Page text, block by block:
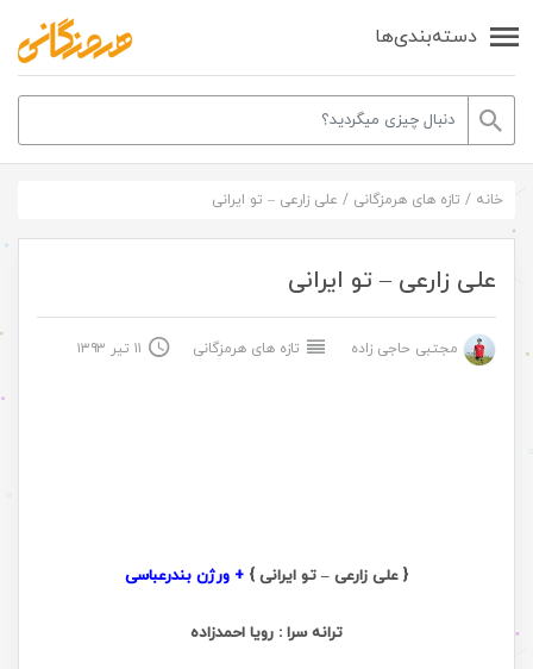
دسته‌بندی‌ها
خانه / تازه های هرمزگانی / علی زارعی – تو ایرانی
علی زارعی – تو ایرانی
مجتبی حاجی زاده تازه های هرمزگانی ۱۱ تیر ۱۳۹۳
{ علی زارعی – تو ایرانی } + ورژن بندرعباسی
ترانه سرا : رویا احمدزاده